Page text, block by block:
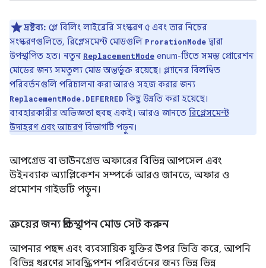
দ্রষ্টব্য: প্লে বিলিং লাইব্রেরি সংস্করণ ৫ এবং তার নিচের
সংস্করণগুলিতে, রিপ্লেসমেন্ট মোডগুলি ProrationMode দ্বারা
উপস্থাপিত হত। নতুন ReplacementMode enum-টিতে সমস্ত প্রোরেশন
মোডের জন্য সমতুল্য মোড অন্তর্ভুক্ত রয়েছে। প্ল্যানের বিলম্বিত
পরিবর্তনগুলি পরিচালনা করা আরও সহজ করার জন্য
ReplacementMode.DEFERRED কিছু উন্নতি করা হয়েছে।
ব্যবহারকারীর অভিজ্ঞতা হুবহু একই। আরও জানতে রিপ্লেসমেন্ট
উদাহরণ এবং আচরণবিভাগটি পড়ুন।
আপগ্রেড বা ডাউনগ্রেড অফারের বিভিন্ন আপসেল এবং
উইনব্যাক অ্যাপ্লিকেশন সম্পর্কে আরও জানতে, অফার ও
প্রমোশন গাইডটি পড়ুন।
ক্রয়ের জন্য প্রতিস্থাপন মোড সেট করুন
আপনার পছন্দ এবং ব্যবসায়িক যুক্তির উপর ভিত্তি করে, আপনি
বিভিন্ন ধরণের সাবস্ক্রিপশন পরিবর্তনের জন্য ভিন্ন ভিন্ন